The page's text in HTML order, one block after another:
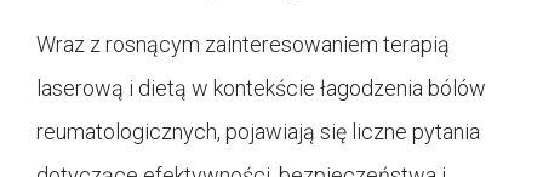
Wraz z rosnącym zainteresowaniem terapią
laserową i dietą w kontekście łagodzenia bólów
reumatologicznych, pojawiają się liczne pytania